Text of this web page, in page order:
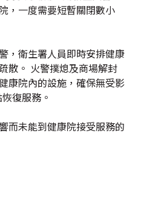
，一度需要短暫關閉數小
，衛生署人員即時安排健康
散。 火警撲熄及商場解封
康院內的設施，確保無受影
復服務。
而未能到健康院接受服務的